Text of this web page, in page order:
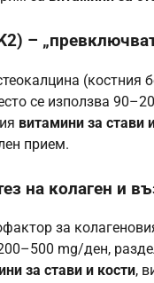
–
(костния
се използва
витамини за стави
прием.
на колаген и
за
mg/ден,
за стави и кости,